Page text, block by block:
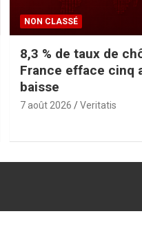
NON CLASSÉ
8,3 % de taux de
France efface cinq
baisse
7 août 2026 Veritatis